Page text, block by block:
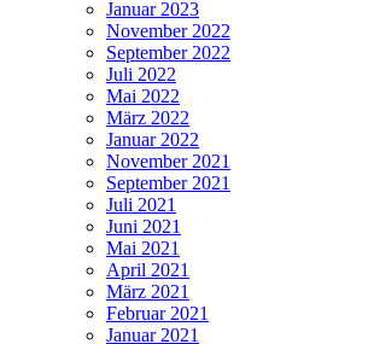
Januar 2023
November 2022
September 2022
Juli 2022
Mai 2022
März 2022
Januar 2022
November 2021
September 2021
Juli 2021
Juni 2021
Mai 2021
April 2021
März 2021
Februar 2021
Januar 2021